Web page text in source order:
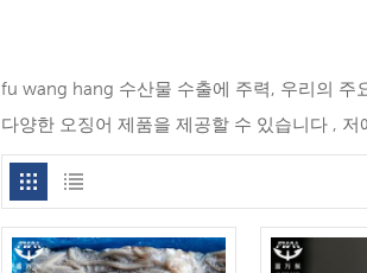
fu wang hang 수산물 수출에 주력, 우리의 주
다양한 오징어 제품을 제공할 수 있습니다 ,